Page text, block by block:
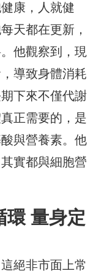
康，人就健
天都在更新，
他觀察到，現
導致身體消耗
下來不僅代謝
正需要的，是
與營養素。他
實都與細胞營
環 量身定
絕非市面上常